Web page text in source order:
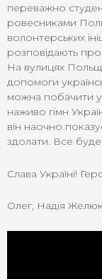
переважно
ровесниками
волонтерських
розповідають про
На вулицях
допомоги
можна побачити
наживо гімн
він наочно
здолати. Все буде
Слава Україні!
Олег, Надія